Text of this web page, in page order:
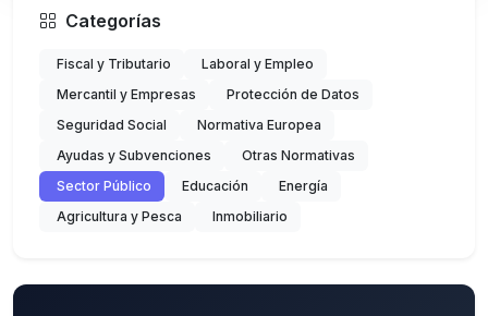
Categorías
Fiscal y Tributario
Laboral y Empleo
Mercantil y Empresas
Protección de Datos
Seguridad Social
Normativa Europea
Ayudas y Subvenciones
Otras Normativas
Sector Público
Educación
Energía
Agricultura y Pesca
Inmobiliario